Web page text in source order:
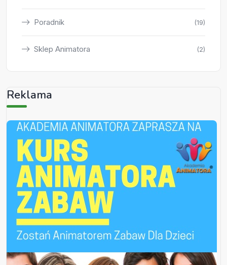
Poradnik (19)
Sklep Animatora (2)
Reklama